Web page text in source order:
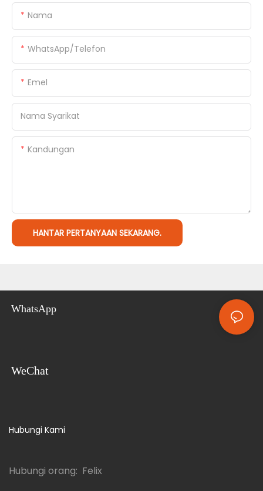
Nama
WhatsApp/Telefon
Emel
Nama Syarikat
Kandungan
HANTAR PERTANYAAN SEKARANG.
WhatsApp
WeChat
Hubungi Kami
Hubungi orang: Felix